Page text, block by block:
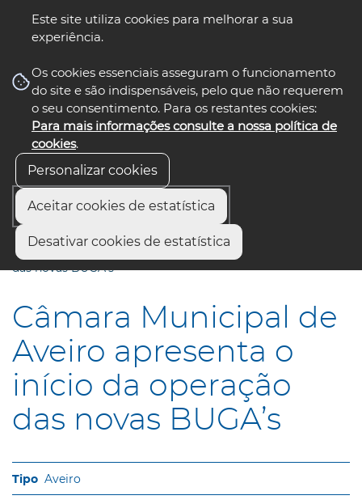
Este site utiliza cookies para melhorar a sua
experiência.
Os cookies essenciais asseguram o funcionamento
do site e são indispensáveis, pelo que não requerem
o seu consentimento. Para os restantes cookies:
Para mais informações consulte a nossa política de
cookies.
Personalizar cookies
Aceitar cookies de estatística
Desativar cookies de estatística
nos select language
Início
Câmara Municipal de Aveiro apresenta o início da operação
das novas BUGA’s
Câmara Municipal de
Aveiro apresenta o
início da operação
das novas BUGA’s
Aveiro